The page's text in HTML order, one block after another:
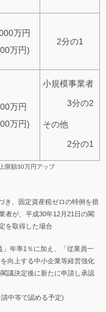
万円
万円)
2分の1
万円
万円)
小規模事業者
3分の2
その他
2分の1
限額30万円アップ
き、固定資産税ゼロの特例を措
者が、平成30年12月21日の閣
を取得した場合
年率1％に加え、「従業員一
向上する中小企業等経営強化
議決定後に新たに申請し承認
中等で認める予定)